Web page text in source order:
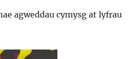
agweddau cymysg at lyfrau